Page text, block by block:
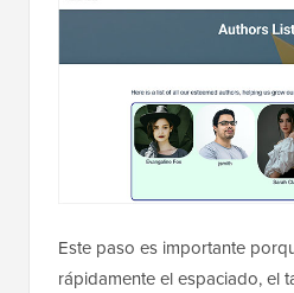
Este paso es importante
rápidamente el espaciado, el